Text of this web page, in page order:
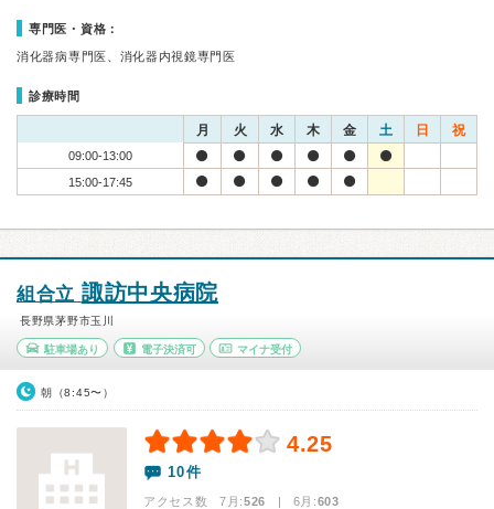
専門医・資格：
消化器病専門医、消化器内視鏡専門医
診療時間
月 火 水 木 金 土 日 祝
09:00-13:00
15:00-17:45
組合立 諏訪中央病院
長野県茅野市玉川
駐車場あり 電子決済可 マイナ受付
朝（8:45〜）
4.25
10件
アクセス数 7月:526 | 6月:603